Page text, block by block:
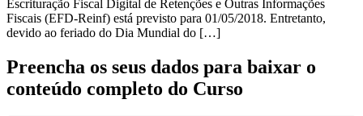
Escrituração Fiscal Digital de Retenções e Outras Informações
Fiscais (EFD-Reinf) está previsto para 01/05/2018. Entretanto,
devido ao feriado do Dia Mundial do […]
Preencha os seus dados para baixar o
conteúdo completo do Curso